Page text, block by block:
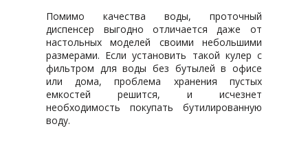
Помимо качества воды, проточный
диспенсер выгодно отличается даже от
настольных моделей своими небольшими
размерами. Если установить такой кулер с
фильтром для воды без бутылей в офисе
или дома, проблема хранения пустых
емкостей решится, и исчезнет
необходимость покупать бутилированную
воду.